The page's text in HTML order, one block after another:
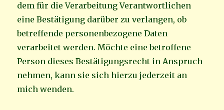
dem für die Verarbeitung Verantwortlichen
eine Bestätigung darüber zu verlangen, ob
betreffende personenbezogene Daten
verarbeitet werden. Möchte eine betroffene
Person dieses Bestätigungsrecht in Anspruch
nehmen, kann sie sich hierzu jederzeit an
mich wenden.